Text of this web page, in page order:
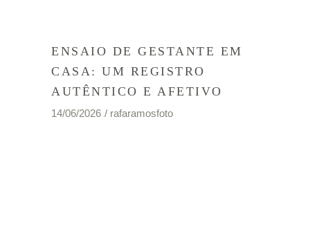
ENSAIO DE GESTANTE EM
CASA: UM REGISTRO
AUTÊNTICO E AFETIVO
14/06/2026 rafaramosfoto